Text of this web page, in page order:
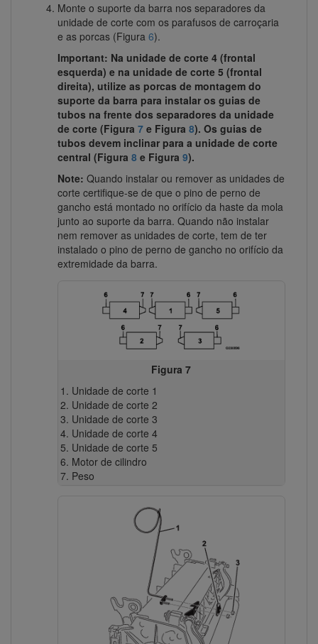
Monte o suporte da barra nos separadores da
unidade de corte com os parafusos de carroçaria
e as porcas (Figura 6).
Important: Na unidade de corte 4 (frontal
esquerda) e na unidade de corte 5 (frontal
direita), utilize as porcas de montagem do
suporte da barra para instalar os guias de
tubos na frente dos separadores da unidade
de corte (Figura 7e Figura 8). Os guias de
tubos devem inclinar para a unidade de corte
central (Figura 8 e Figura 9).
Note: Quando instalar ou remover as unidades de
corte certifique-se de que o pino de perno de
gancho está montado no orifício da haste da mola
junto ao suporte da barra. Quando não instalar
nem remover as unidades de corte, tem de ter
instalado o pino de perno de gancho no orifício da
extremidade da barra.
Figura 7
Unidade de corte 1
Unidade de corte 2
Unidade de corte 3
Unidade de corte 4
Unidade de corte 5
Motor de cilindro
Peso